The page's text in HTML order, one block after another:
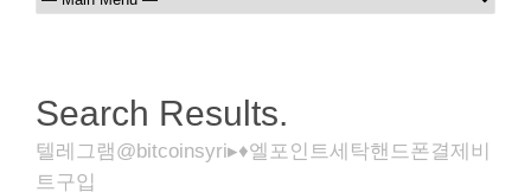
Search Results.
텔레그램@bitcoinsyri▸♦엘포인트세탁핸드폰결제비
트구입